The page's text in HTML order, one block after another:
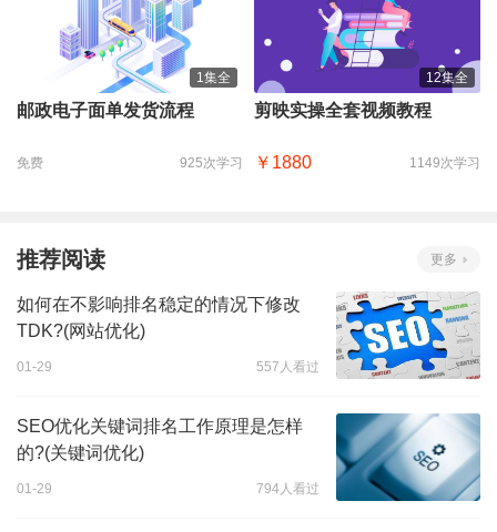
1集全
邮政电子面单发货流程
免费 925次学习
12集全
剪映实操全套视频教程
￥1880 1149次学习
推荐阅读 更多
如何在不影响排名稳定的情况下修改
TDK?(网站优化)
01-29 557人看过
SEO优化关键词排名工作原理是怎样
的?(关键词优化)
01-29 794人看过